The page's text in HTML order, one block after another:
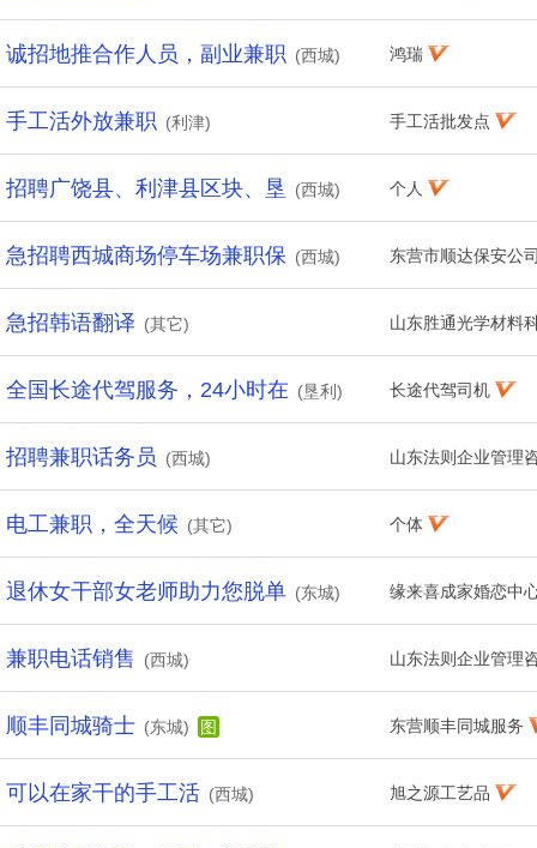
诚招地推合作人员，副业兼职 (西城) 鸿瑞
手工活外放兼职 (利津) 手工活批发点
招聘广饶县、利津县区块、垦 (西城) 个人
急招聘西城商场停车场兼职保 (西城) 东营市顺达保安公
急招韩语翻译 (其它) 山东胜通光学材料
全国长途代驾服务，24小时在 (垦利) 长途代驾司机
招聘兼职话务员 (西城) 山东法则企业管理
电工兼职，全天候 (其它) 个体
退休女干部女老师助力您脱单 (东城) 缘来喜成家婚恋中
兼职电话销售 (西城) 山东法则企业管理
顺丰同城骑士 (东城) 图 东营顺丰同城服务
可以在家干的手工活 (西城) 旭之源工艺品